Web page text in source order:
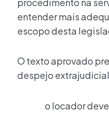
entender mais
escopo desta
O texto aprovado
despejo
o locador